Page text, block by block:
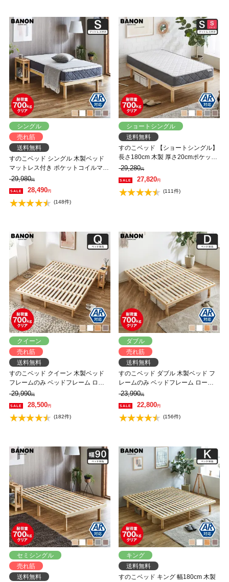
シングル
売れ筋
送料無料
すのこベッド シングル 木製ベッド
マットレス付き ポケットコイルマッ
トレス ふつう 組立簡単 ヘッドレス
一人暮らし 北欧 低ホルムアルデヒ
ド バノン【AR】
29,980円
28,490円
(148件)
ショートシングル
送料無料
すのこベッド 【ショートシングル】
長さ180cm 木製 厚さ20cmポケット
コイルマットレスセット 耐荷重
350kg 組立簡単 高さ4段階 低ホルム
アルデヒド バノン【AR】
29,280円
27,820円
(111件)
クイーン
売れ筋
送料無料
すのこベッド クイーン 木製ベッド
フレームのみ ベッドフレーム ロー
ベッド 高さ調整 組立簡単 ヘッドレ
ス 一人暮らし 北欧 低ホルムアルデ
ヒド バノン【AR】 【大型家具配
送】
29,990円
28,500円
(182件)
ダブル
売れ筋
送料無料
すのこベッド ダブル 木製ベッド フ
レームのみ ベッドフレーム ローベ
ッド 高さ調整 組立簡単 ヘッドレス
一人暮らし 北欧 低ホルムアルデヒ
ド バノン【AR】 【大型家具配送】
23,990円
22,800円
(156件)
セミシングル
売れ筋
送料無料
キング
送料無料
すのこベッド キング 幅180cm 木製